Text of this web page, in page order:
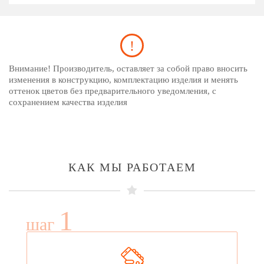
Внимание! Производитель, оставляет за собой право вносить
изменения в конструкцию, комплектацию изделия и менять
оттенок цветов без предварительного уведомления, с
сохранением качества изделия
КАК МЫ РАБОТАЕМ
шаг 1